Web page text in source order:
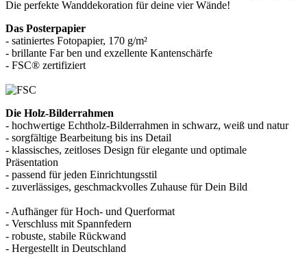
Die perfekte Wanddekoration für deine vier Wände!
Das Posterpapier
- satiniertes Fotopapier, 170 g/m²
- brillante Far ben und exzellente Kantenschärfe
- FSC® zertifiziert
Die Holz-Bilderrahmen
- hochwertige Echtholz-Bilderrahmen in schwarz, weiß und natur
- sorgfältige Bearbeitung bis ins Detail
- klassisches, zeitloses Design für elegante und optimale
Präsentation
- passend für jeden Einrichtungsstil
- zuverlässiges, geschmackvolles Zuhause für Dein Bild
- Aufhänger für Hoch- und Querformat
- Verschluss mit Spannfedern
- robuste, stabile Rückwand
- Hergestellt in Deutschland